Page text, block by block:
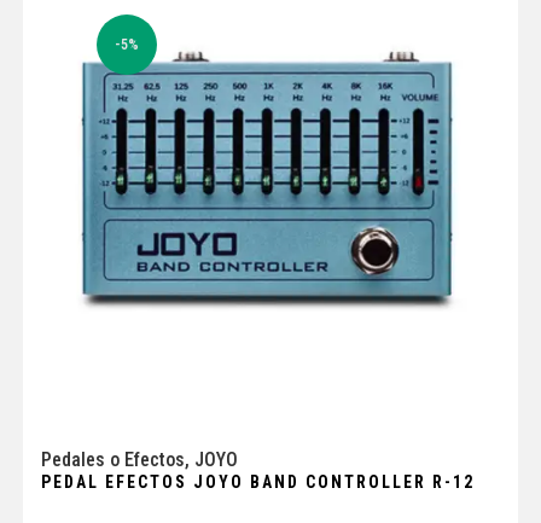
-5%
Pedales o Efectos, JOYO
PEDAL EFECTOS JOYO BAND CONTROLLER R-12